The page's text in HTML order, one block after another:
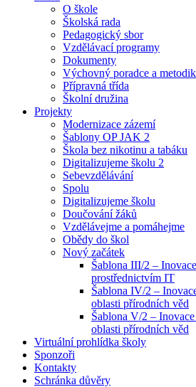
O škole
Školská rada
Pedagogický sbor
Vzdělávací programy
Dokumenty
Výchovný poradce a
Přípravná třída
Školní družina
Projekty
Modernizace zázemí
Šablony OP JAK 2
Škola bez nikotinu a tabáku
Digitalizujeme školu 2
Sebevzdělávání
Spolu
Digitalizujeme školu
Doučování žáků
Vzdělávejme a pomáhejme
Obědy do škol
Nový začátek
Šablona III/2 –
prostřednictvím IT
Šablona IV/2 –
oblasti přírodních věd
Šablona V/2 –
oblasti přírodních věd
Virtuální prohlídka školy
Sponzoři
Kontakty
Schránka důvěry